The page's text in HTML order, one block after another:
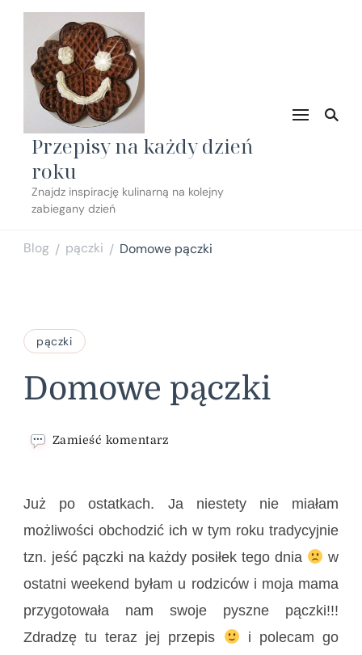
Przepisy na każdy dzień
roku
Znajdz inspirację kulinarną na kolejny
zabiegany dzień
Blog / pączki / Domowe pączki
pączki
Domowe pączki
Zamieść komentarz
Już po ostatkach. Ja niestety nie miałam
możliwości obchodzić ich w tym roku tradycyjnie
tzn. jeść pączki na każdy posiłek tego dnia
w
ostatni weekend byłam u rodziców i moja mama
przygotowała nam swoje pyszne pączki!!!
Zdradzę tu teraz jej przepis
i polecam go